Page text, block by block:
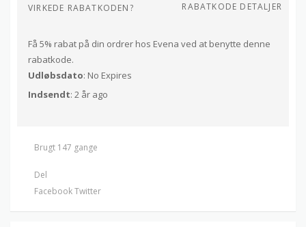
VIRKEDE RABATKODEN? RABATKODE DETALJER
Få 5% rabat på din ordrer hos Evena ved at benytte denne
rabatkode.
Udløbsdato: No Expires
Indsendt: 2 år ago
Brugt 147 gange
Del
FacebookTwitter